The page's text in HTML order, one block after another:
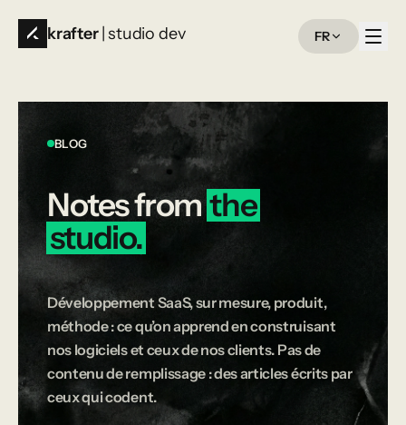
krafter | studio dev FR
BLOG
Notesfrom the
studio.
Développement SaaS, sur mesure, produit,
méthode : ce qu’on apprend en construisant
nos logiciels et ceux de nos clients. Pas de
contenu de remplissage : des articles écrits par
ceux qui codent.